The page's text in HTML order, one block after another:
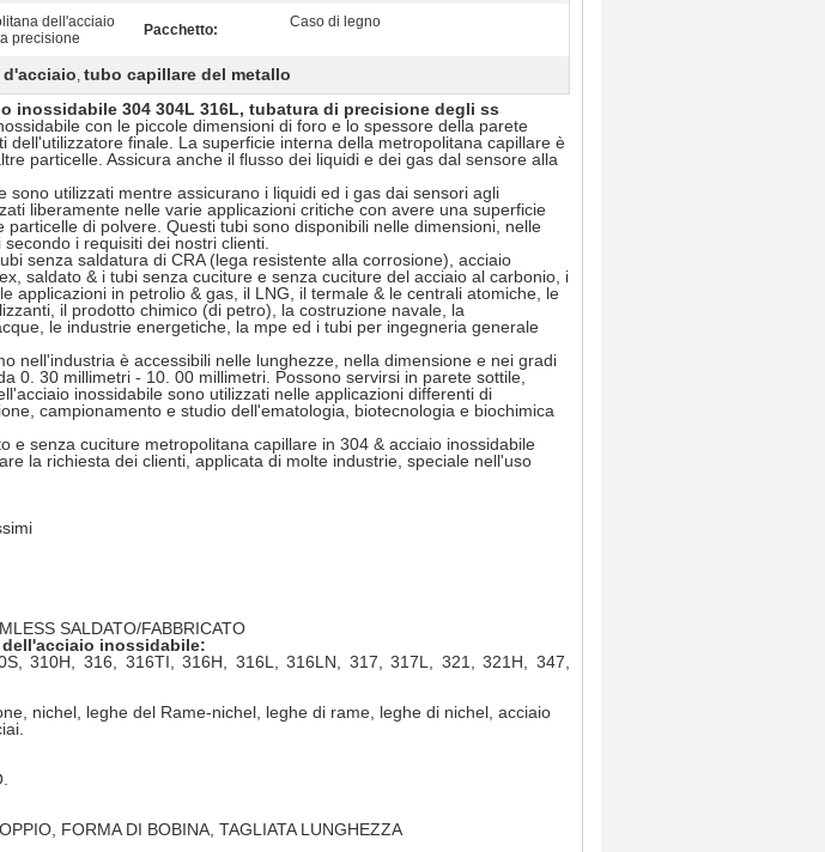
dell'acciaio
precisione
Pacchetto: Caso di legno
, tubo capillare del metallo
inossidabile 304 304L 316L, tubatura di precisione degli ss
con le piccole dimensioni di foro e lo spessore della parete
dell'utilizzatore finale. La superficie interna della metropolitana capillare è
particelle. Assicura anche il flusso dei liquidi e dei gas dal sensore alla
sono utilizzati mentre assicurano i liquidi ed i gas dai sensori agli
liberamente nelle varie applicazioni critiche con avere una superficie
di polvere. Questi tubi sono disponibili nelle dimensioni, nelle
i requisiti dei nostri clienti.
senza saldatura di CRA (lega resistente alla corrosione), acciaio
saldato & i tubi senza cuciture e senza cuciture del acciaio al carbonio, i
applicazioni in petrolio & gas, il LNG, il termale & le centrali atomiche, le
il prodotto chimico (di petro), la costruzione navale, la
le industrie energetiche, la mpe ed i tubi per ingegneria generale
nell'industria è accessibili nelle lunghezze, nella dimensione e nei gradi
0. 30 millimetri - 10. 00 millimetri. Possono servirsi in parete sottile,
inossidabile sono utilizzati nelle applicazioni differenti di
campionamento e studio dell'ematologia, biotecnologia e biochimica
e senza cuciture metropolitana capillare in 304 & acciaio inossidabile
la richiesta dei clienti, applicata di molte industrie, speciale nell'uso
SALDATO/FABBRICATO
inossidabile:
310H, 316, 316TI, 316H, 316L, 316LN, 317, 317L, 321, 321H, 347,
nichel, leghe del Rame-nichel, leghe di rame, leghe di nichel, acciaio
FORMA DI BOBINA, TAGLIATA LUNGHEZZA